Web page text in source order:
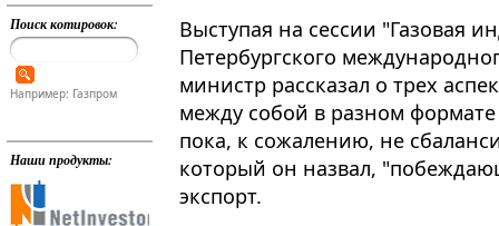
Поиск котировок:
Например: Газпром
Наши продукты:
Выступая на сессии "Газовая
Петербургского
министр рассказал о трех
между собой в разном
пока, к сожалению, не
который он назвал,
экспорт.